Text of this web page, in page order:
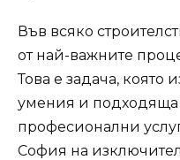
Във всяко
от най-важните
Това е задача, която
умения и подходяща
професионални
София на